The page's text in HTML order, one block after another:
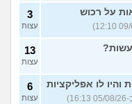
על רכוש
3
עצות
13
עצות
והיו לו אפליקציות
6
עצות